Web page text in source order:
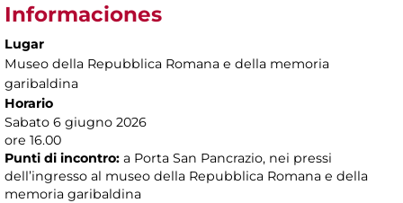
Informaciones
Lugar
Museo della Repubblica Romana e della memoria
garibaldina
Horario
Sabato 6 giugno 2026
ore 16.00
Punti di incontro: a Porta San Pancrazio, nei pressi
dell’ingresso al museo della Repubblica Romana e della
memoria garibaldina